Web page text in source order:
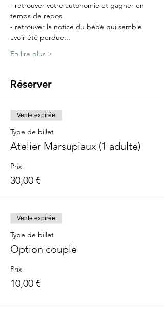
- retrouver votre autonomie et gagner en
temps de repos
- retrouver la notice du bébé qui semble
avoir été perdue...
En lire plus >
Réserver
Vente expirée
Type de billet
Atelier Marsupiaux (1 adulte)
Prix
30,00 €
Vente expirée
Type de billet
Option couple
Prix
10,00 €